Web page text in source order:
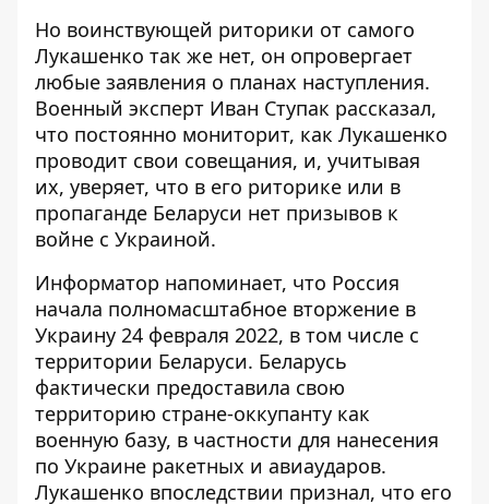
Но воинствующей риторики от самого
Лукашенко так же нет, он опровергает
любые заявления о планах наступления.
Военный эксперт Иван Ступак рассказал,
что постоянно мониторит, как Лукашенко
проводит свои совещания, и, учитывая
их, уверяет, что в его риторике или в
пропаганде Беларуси нет призывов к
войне с Украиной.
Информатор напоминает, что Россия
начала полномасштабное вторжение в
Украину 24 февраля 2022, в том числе с
территории Беларуси. Беларусь
фактически предоставила свою
территорию стране-оккупанту как
военную базу, в частности для нанесения
по Украине ракетных и авиаударов.
Лукашенко впоследствии признал, что его